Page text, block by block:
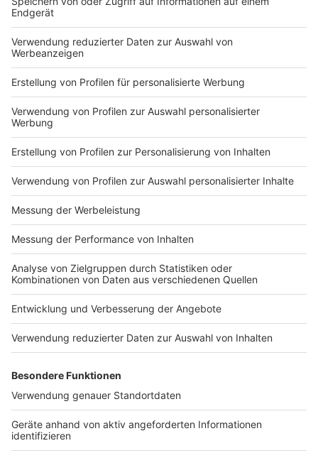
DEINE GEMERKTEN ARTIKEL
Du hast dir noch keine Artikel gemerkt
Impressum
Nutzungsbedingungen
Jobs
Presse
Werben
Archiv
ANTENNE BAYERN GROUP
Stiftung ANTENNE BAYERN
Kontakt
Studio-Hotline
Verkehrs-Hotline
Newsletter